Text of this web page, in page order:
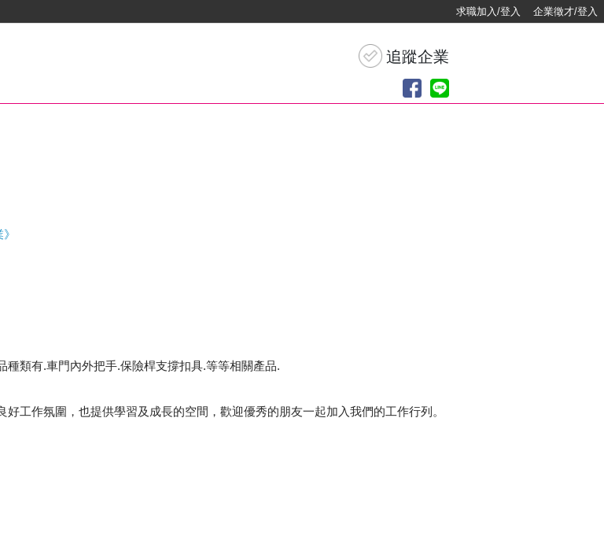
求職加入/登入 企業徵才/登入
類有.車門內外把手.保險桿支撐扣具.等等相關產品.
工作氛圍，也提供學習及成長的空間，歡迎優秀的朋友一起加入我們的工作行列。